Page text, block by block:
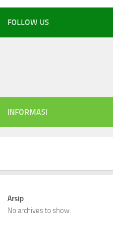
FOLLOW US
INFORMASI
Arsip
No archives to show.